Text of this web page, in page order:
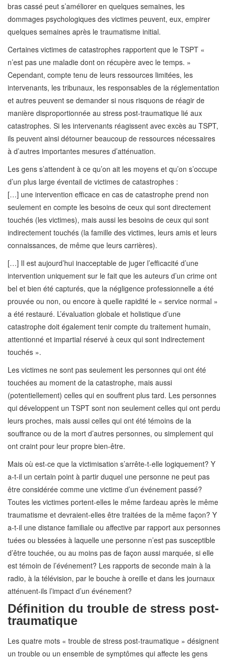
bras cassé peut s’améliorer en quelques semaines, les
dommages psychologiques des victimes peuvent, eux, empirer
quelques semaines après le traumatisme initial.
Certaines victimes de catastrophes rapportent que le TSPT «
n’est pas une maladie dont on récupère avec le temps. »
Cependant, compte tenu de leurs ressources limitées, les
intervenants, les tribunaux, les responsables de la réglementation
et autres peuvent se demander si nous risquons de réagir de
manière disproportionnée au stress post-traumatique lié aux
catastrophes. Si les intervenants réagissent avec excès au TSPT,
ils peuvent ainsi détourner beaucoup de ressources nécessaires
à d’autres importantes mesures d’atténuation.
Les gens s’attendent à ce qu’on ait les moyens et qu’on s’occupe
d’un plus large éventail de victimes de catastrophes :
[…] une intervention efficace en cas de catastrophe prend non
seulement en compte les besoins de ceux qui sont directement
touchés (les victimes), mais aussi les besoins de ceux qui sont
indirectement touchés (la famille des victimes, leurs amis et leurs
connaissances, de même que leurs carrières).
[…] Il est aujourd’hui inacceptable de juger l’efficacité d’une
intervention uniquement sur le fait que les auteurs d’un crime ont
bel et bien été capturés, que la négligence professionnelle a été
prouvée ou non, ou encore à quelle rapidité le « service normal »
a été restauré. L’évaluation globale et holistique d’une
catastrophe doit également tenir compte du traitement humain,
attentionné et impartial réservé à ceux qui sont indirectement
touchés ».
Les victimes ne sont pas seulement les personnes qui ont été
touchées au moment de la catastrophe, mais aussi
(potentiellement) celles qui en souffrent plus tard. Les personnes
qui développent un TSPT sont non seulement celles qui ont perdu
leurs proches, mais aussi celles qui ont été témoins de la
souffrance ou de la mort d’autres personnes, ou simplement qui
ont craint pour leur propre bien-être.
Mais où est-ce que la victimisation s’arrête-t-elle logiquement? Y
a-t-il un certain point à partir duquel une personne ne peut pas
être considérée comme une victime d’un événement passé?
Toutes les victimes portent-elles le même fardeau après le même
traumatisme et devraient-elles être traitées de la même façon? Y
a-t-il une distance familiale ou affective par rapport aux personnes
tuées ou blessées à laquelle une personne n’est pas susceptible
d’être touchée, ou au moins pas de façon aussi marquée, si elle
est témoin de l’événement? Les rapports de seconde main à la
radio, à la télévision, par le bouche à oreille et dans les journaux
atténuent-ils l’impact d’un événement?
Définition du trouble de stress post-
traumatique
Les quatre mots « trouble de stress post-traumatique » désignent
un trouble ou un ensemble de symptômes qui affecte les gens